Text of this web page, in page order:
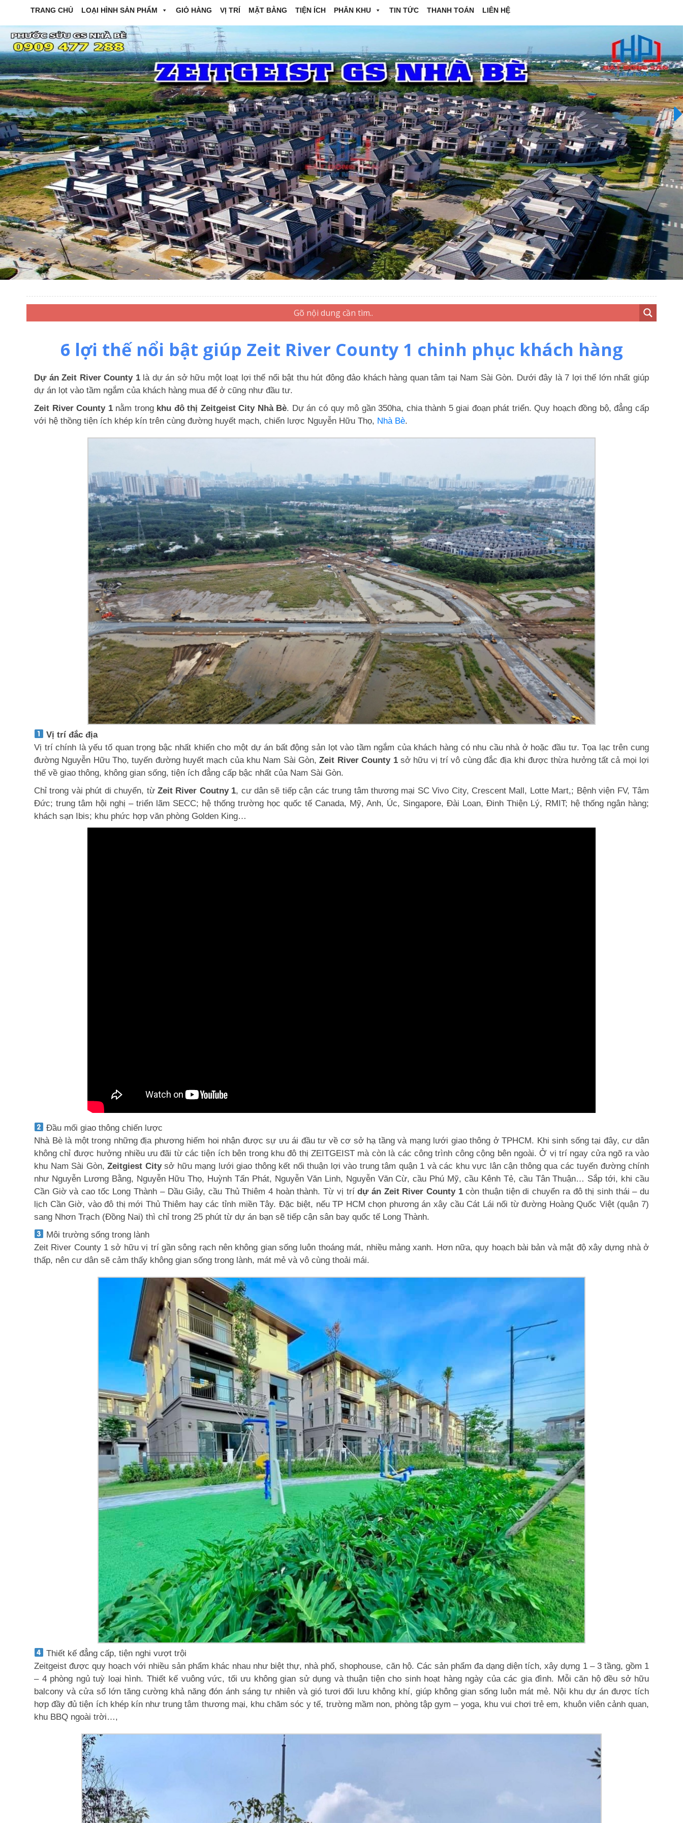
TRANG CHỦ LOẠI HÌNH SẢN PHẨM GIỎ HÀNG VỊ TRÍ MẶT BẰNG TIỆN ÍCH PHÂN KHU TIN TỨC THANH TOÁN LIÊN HỆ
6 lợi thế nổi bật giúp Zeit River County 1 chinh phục khách hàng
Dự án Zeit River County 1là dự án sở hữu một loạt lợi thế nổi bật thu hút đông đảo khách hàng quan tâm tại Nam Sài Gòn. Dưới đây là 7 lợi thế lớn nhất giúp
dự án lọt vào tầm ngắm của khách hàng mua để ở cũng như đầu tư.
Zeit River County 1nằm trongkhu đô thị Zeitgeist City Nhà Bè. Dự án có quy mô gần 350ha, chia thành 5 giai đoạn phát triển. Quy hoạch đồng bộ, đẳng cấp
với hệ thồng tiện ích khép kín trên cùng đường huyết mạch, chiến lược Nguyễn Hữu Thọ, Nhà Bè.
Vị trí đắc địa
Vị trí chính là yếu tố quan trọng bậc nhất khiến cho một dự án bất động sản lọt vào tầm ngắm của khách hàng có nhu cầu nhà ở hoặc đầu tư. Tọa lạc trên cung
đường Nguyễn Hữu Thọ, tuyến đường huyết mạch của khu Nam Sài Gòn,Zeit River County 1sở hữu vị trí vô cùng đắc địa khi được thừa hưởng tất cả mọi lợi
thế về giao thông, không gian sống, tiện ích đẳng cấp bậc nhất của Nam Sài Gòn.
Chỉ trong vài phút di chuyển, từ Zeit River Coutny 1, cư dân sẽ tiếp cận các trung tâm thương mại SC Vivo City, Crescent Mall, Lotte Mart,; Bệnh viện FV, Tâm
Đức; trung tâm hội nghị – triển lãm SECC; hệ thống trường học quốc tế Canada, Mỹ, Anh, Úc, Singapore, Đài Loan, Đinh Thiện Lý, RMIT; hệ thống ngân hàng;
khách sạn Ibis; khu phức hợp văn phòng Golden King…
Đầu mối giao thông chiến lược
Nhà Bè là một trong những địa phương hiếm hoi nhận được sự ưu ái đầu tư về cơ sở hạ tầng và mạng lưới giao thông ở TPHCM. Khi sinh sống tại đây, cư dân
không chỉ được hưởng nhiều ưu đãi từ các tiện ích bên trong khu đô thị ZEITGEIST mà còn là các công trình công cộng bên ngoài. Ở vị trí ngay cửa ngõ ra vào
khu Nam Sài Gòn, Zeitgiest Citysở hữu mạng lưới giao thông kết nối thuận lợi vào trung tâm quận 1 và các khu vực lân cận thông qua các tuyến đường chính
như Nguyễn Lương Bằng, Nguyễn Hữu Thọ, Huỳnh Tấn Phát, Nguyễn Văn Linh, Nguyễn Văn Cừ, cầu Phú Mỹ, cầu Kênh Tẻ, cầu Tân Thuận… Sắp tới, khi cầu
Cần Giờ và cao tốc Long Thành – Dầu Giây, cầu Thủ Thiêm 4 hoàn thành. Từ vị trídự án Zeit River County 1còn thuận tiện di chuyển ra đô thị sinh thái – du
lịch Cần Giờ, vào đô thị mới Thủ Thiêm hay các tỉnh miền Tây. Đặc biệt, nếu TP HCM chọn phương án xây cầu Cát Lái nối từ đường Hoàng Quốc Việt (quận 7)
sang Nhơn Trạch (Đồng Nai) thì chỉ trong 25 phút từ dự án bạn sẽ tiếp cận sân bay quốc tế Long Thành.
Môi trường sống trong lành
Zeit River County 1 sở hữu vị trí gần sông rạch nên không gian sống luôn thoáng mát, nhiều mảng xanh. Hơn nữa, quy hoạch bài bản và mật độ xây dựng nhà ở
thấp, nên cư dân sẽ cảm thấy không gian sống trong lành, mát mẻ và vô cùng thoải mái.
Thiết kế đẳng cấp, tiện nghi vượt trội
Zeitgeist được quy hoạch với nhiều sản phẩm khác nhau như biệt thự, nhà phố, shophouse, căn hộ. Các sản phẩm đa dạng diện tích, xây dựng 1 – 3 tầng, gồm 1
– 4 phòng ngủ tuỳ loại hình. Thiết kế vuông vức, tối ưu không gian sử dụng và thuận tiện cho sinh hoạt hàng ngày của các gia đình. Mỗi căn hộ đều sở hữu
balcony và cửa sổ lớn tăng cường khả năng đón ánh sáng tự nhiên và gió tươi đối lưu không khí, giúp không gian sống luôn mát mẻ. Nội khu dự án được tích
hợp đầy đủ tiện ích khép kín như trung tâm thương mại, khu chăm sóc y tế, trường mầm non, phòng tập gym – yoga, khu vui chơi trẻ em, khuôn viên cảnh quan,
khu BBQ ngoài trời…,